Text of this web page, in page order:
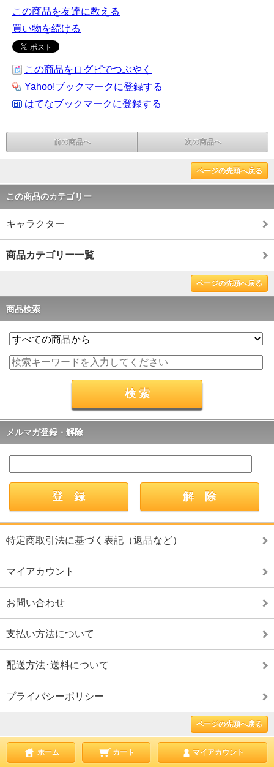
この商品を友達に教える
買い物を続ける
この商品をログピでつぶやく
Yahoo!ブックマークに登録する
はてなブックマークに登録する
前の商品へ 次の商品へ
ページの先頭へ戻る
この商品のカテゴリー
キャラクター
商品カテゴリー一覧
ページの先頭へ戻る
商品検索
メルマガ登録・解除
特定商取引法に基づく表記（返品など）
マイアカウント
お問い合わせ
支払い方法について
配送方法･送料について
プライバシーポリシー
ページの先頭へ戻る
ホーム カート マイアカウント